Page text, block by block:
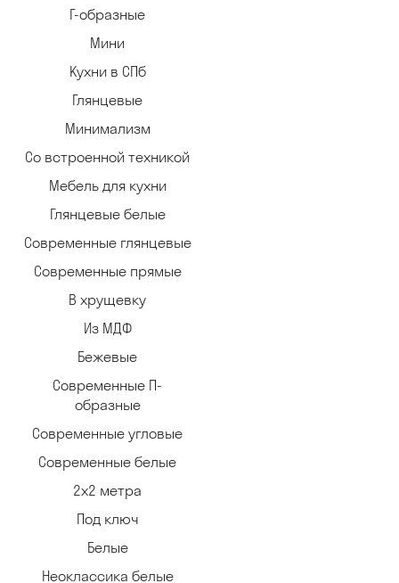
Г-образные
Мини
Кухни в СПб
Глянцевые
Минимализм
Со встроенной техникой
Мебель для кухни
Глянцевые белые
Современные глянцевые
Современные прямые
В хрущевку
Из МДФ
Бежевые
Современные П-
образные
Современные угловые
Современные белые
2х2 метра
Под ключ
Белые
Неоклассика белые